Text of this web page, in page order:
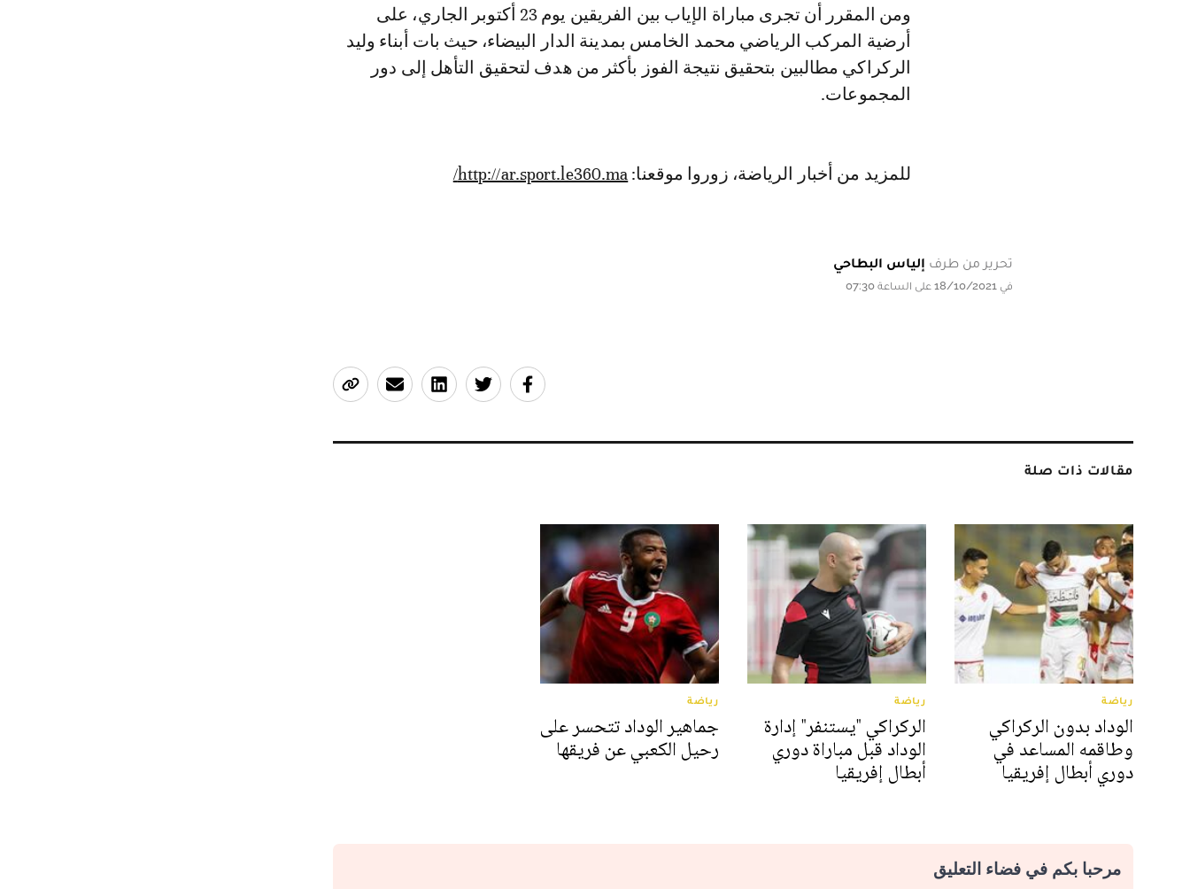
ومن المقرر أن تجرى مباراة الإياب بين الفريقين يوم 23 أكتوبر الجاري، على
أرضية المركب الرياضي محمد الخامس بمدينة الدار البيضاء، حيث بات أبناء وليد
الركراكي مطالبين بتحقيق نتيجة الفوز بأكثر من هدف لتحقيق التأهل إلى دور
المجموعات.
للمزيد من أخبار الرياضة، زوروا موقعنا: http://ar.sport.le360.ma/
تحرير من طرف إلياس البطاحي
في 18/10/2021 على الساعة 07:30
مقالات ذات صلة
رياضة
الوداد بدون الركراكي
وطاقمه المساعد في
دوري أبطال إفريقيا
رياضة
الركراكي "يستنفر" إدارة
الوداد قبل مباراة دوري
أبطال إفريقيا
رياضة
جماهير الوداد تتحسر على
رحيل الكعبي عن فريقها
مرحبا بكم في فضاء التعليق